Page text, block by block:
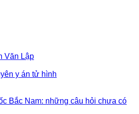
Văn Lập
y án tử hình
Bắc Nam: những câu hỏi chưa có